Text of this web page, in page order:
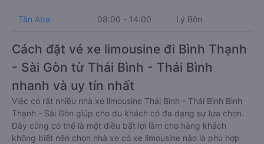
Tân Aba 08:00 - 14:00 Lý Bôn
Cách đặt vé xe limousine đi Bình Thạnh
- Sài Gòn từ Thái Bình - Thái Bình
nhanh và uy tín nhất
Việc có rất nhiều nhà xe limousine Thái Bình - Thái Bình Bình
Thạnh - Sài Gòn giúp cho du khách có đa dạng sự lựa chọn.
Đây cũng có thể là một điều bất lợi làm cho hàng khách
không biết nên chọn nhà xe có xe limousine nào là phù hợp